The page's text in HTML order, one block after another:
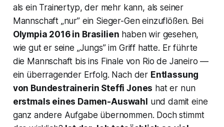
als ein Trainertyp, der mehr kann, als seiner
Mannschaft „nur” ein Sieger-Gen einzuflößen. Bei
Olympia 2016 in Brasilien haben wir gesehen,
wie gut er seine „Jungs” im Griff hatte. Er führte
die Mannschaft bis ins Finale von Rio de Janeiro —
ein überragender Erfolg. Nach der Entlassung
von Bundestrainerin Steffi Jones hat er nun
erstmals eines Damen-Auswahl und damit eine
ganz andere Aufgabe übernommen. Doch stimmt